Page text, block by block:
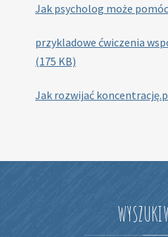
Jak psycholog może
przykladowe ćwiczenia
(175 KB)
Jak rozwijać